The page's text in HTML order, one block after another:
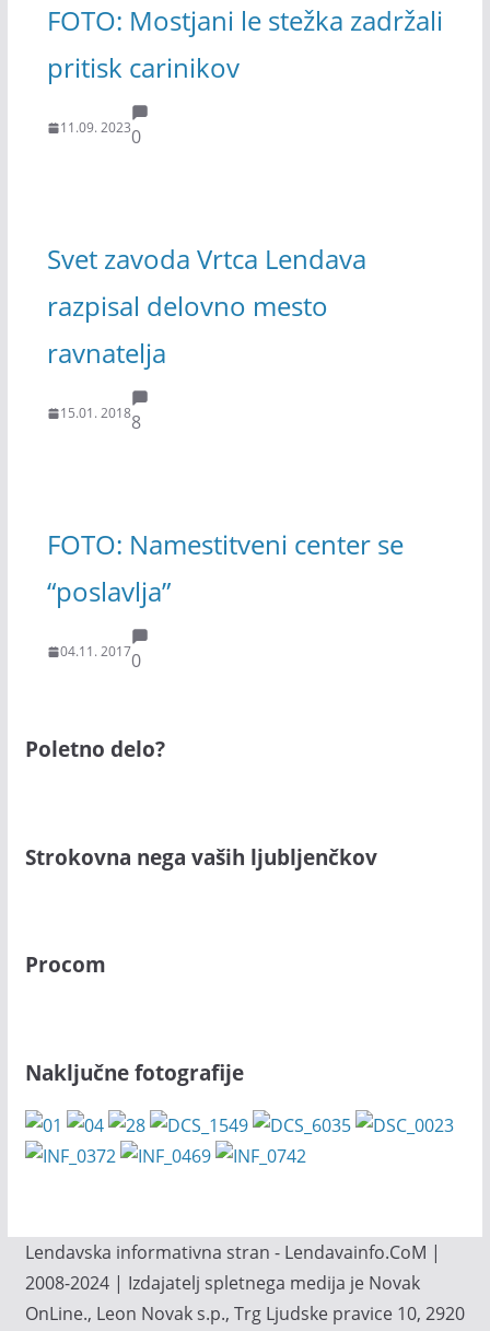
FOTO: Mostjani le stežka zadržali
pritisk carinikov
11.09. 20230
Svet zavoda Vrtca Lendava
razpisal delovno mesto
ravnatelja
15.01. 20188
FOTO: Namestitveni center se
“poslavlja”
04.11. 20170
Poletno delo?
Strokovna nega vaših ljubljenčkov
Procom
Naključne fotografije
Lendavska informativna stran - Lendavainfo.CoM |
2008-2024 | Izdajatelj spletnega medija je Novak
OnLine., Leon Novak s.p., Trg Ljudske pravice 10, 2920